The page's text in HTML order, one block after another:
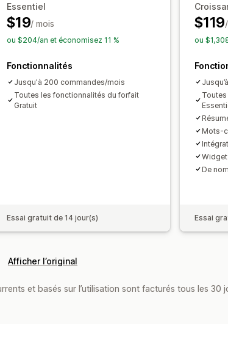
Association d’avis
Essentiel
$19/ mois
ou $204/an et économisez 11 %
Fonctionnalités
Jusqu'à 200 commandes/mois
Toutes les fonctionnalités du forfait
Gratuit
Essai gratuit de 14 jour(s)
$119
ou
Mots-
Widget
De
Essai
Afficher l’original
et basés sur l’utilisation sont facturés tous les 30